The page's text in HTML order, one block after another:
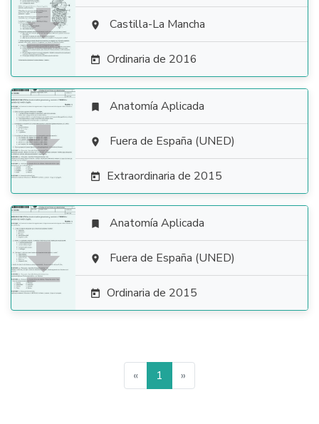
  Castilla-La Mancha
 Ordinaria de 2016

 Anatomía Aplicada
 Fuera de España (UNED)
 Extraordinaria de 2015

 Anatomía Aplicada
 Fuera de España (UNED)
 Ordinaria de 2015
« 1 »